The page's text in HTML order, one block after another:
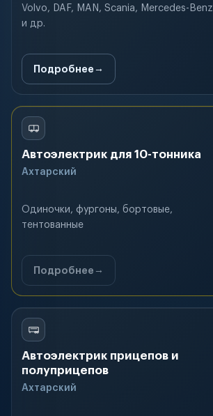
Volvo, DAF, MAN, Scania, Mercedes-Benz
и др.
Подробнее
Автоэлектрик для 10-тонника
Ахтарский
Одиночки, фургоны, бортовые,
тентованные
Подробнее
Автоэлектрик прицепов и
полуприцепов
Ахтарский